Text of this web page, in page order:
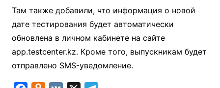
Там также добавили, что информация о новой
дате тестирования будет автоматически
обновлена в личном кабинете на сайте
app.testcenter.kz. Кроме того, выпускникам будет
отправлено SMS-уведомление.